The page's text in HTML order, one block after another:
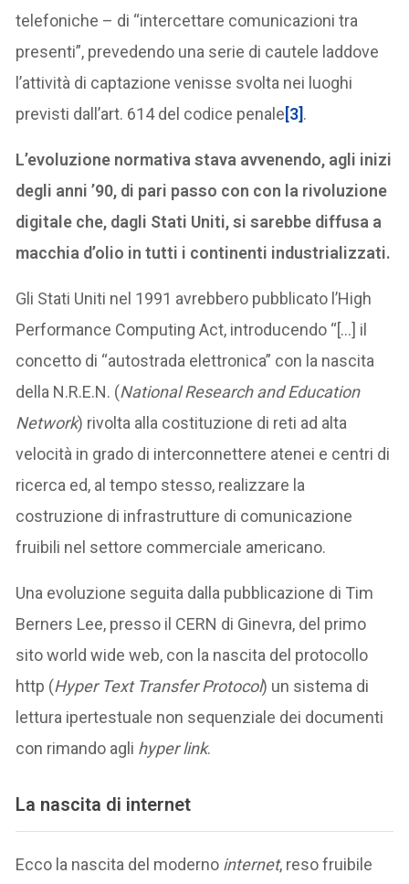
telefoniche – di “intercettare comunicazioni tra
presenti”, prevedendo una serie di cautele laddove
l’attività di captazione venisse svolta nei luoghi
previsti dall’art. 614 del codice penale[3].
L’evoluzione normativa stava avvenendo, agli inizi
degli anni ’90, di pari passo con con la rivoluzione
digitale che, dagli Stati Uniti, si sarebbe diffusa a
macchia d’olio in tutti i continenti industrializzati.
Gli Stati Uniti nel 1991 avrebbero pubblicato l’High
Performance Computing Act, introducendo “[…] il
concetto di “autostrada elettronica” con la nascita
della N.R.E.N. (National Research and Education
Network) rivolta alla costituzione di reti ad alta
velocità in grado di interconnettere atenei e centri di
ricerca ed, al tempo stesso, realizzare la
costruzione di infrastrutture di comunicazione
fruibili nel settore commerciale americano.
Una evoluzione seguita dalla pubblicazione di Tim
Berners Lee, presso il CERN di Ginevra, del primo
sito world wide web, con la nascita del protocollo
http (Hyper Text Transfer Protocol) un sistema di
lettura ipertestuale non sequenziale dei documenti
con rimando agli hyper link.
La nascita di internet
Ecco la nascita del moderno internet, reso fruibile